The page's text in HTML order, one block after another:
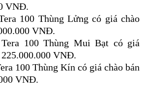
VNĐ.
100 Thùng Lửng có giá chào
VNĐ.
100 Thùng Mui Bạt có giá
225.000.000 VNĐ.
100 Thùng Kín có giá chào bán
VNĐ.